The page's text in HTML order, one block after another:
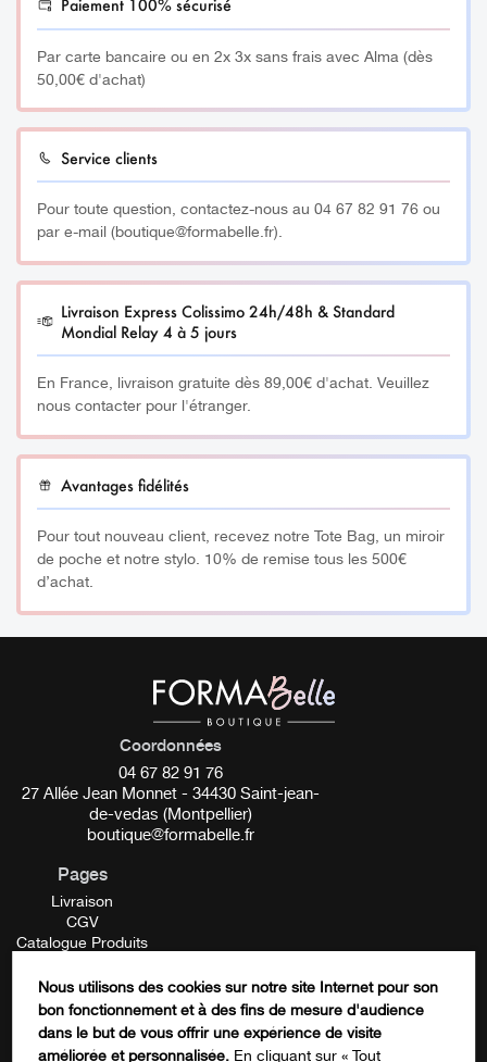
Paiement 100% sécurisé
Par carte bancaire ou en 2x 3x sans frais avec Alma (dès
50,00€ d'achat)
Service clients
Pour toute question, contactez-nous au 04 67 82 91 76 ou
par e-mail (boutique@formabelle.fr).
Livraison Express Colissimo 24h/48h & Standard
Mondial Relay 4 à 5 jours
En France, livraison gratuite dès 89,00€ d'achat. Veuillez
nous contacter pour l'étranger.
Avantages fidélités
Pour tout nouveau client, recevez notre Tote Bag, un miroir
de poche et notre stylo. 10% de remise tous les 500€
d’achat.
Facebook
Coordonnées
04 67 82 91 76
27 Allée Jean Monnet - 34430 Saint-jean-
de-vedas (Montpellier)
boutique@formabelle.fr
Pages
Livraison
CGV
Catalogue Produits
Contactez-nous
FORMATION
Nous utilisons des cookies sur notre site Internet pour son
bon fonctionnement et à des fins de mesure d'audience
dans le but de vous offrir une expérience de visite
améliorée et personnalisée. En cliquant sur « Tout